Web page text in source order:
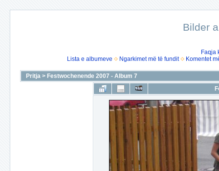
Bilder
Faqja
Lista e albumeve
Ngarkimet më të fundit Komentet
Pritja > Festwochenende 2007 - Album 7